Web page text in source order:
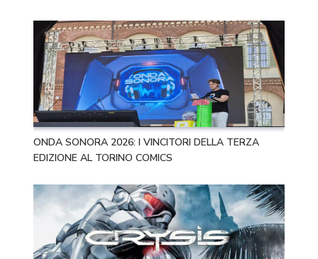
ONDA SONORA 2026: I VINCITORI DELLA TERZA
EDIZIONE AL TORINO COMICS